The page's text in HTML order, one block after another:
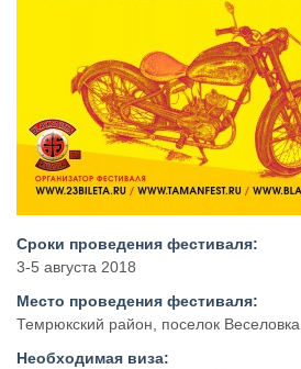
Сроки проведения фестиваля:
3-5 августа 2018
Место проведения фестиваля:
Темрюкский район, поселок Веселовка
Необходимая виза: